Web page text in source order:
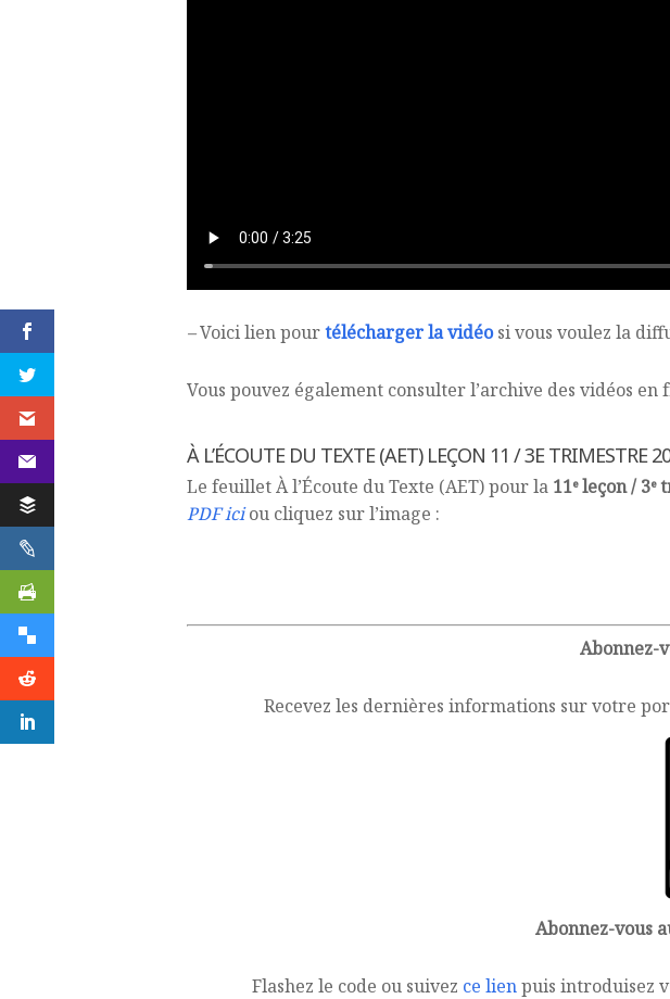
–Voici lien pourtélécharger la vidéosi vous voulez la
Vous pouvez également consulter l’archive des vidéos en
À L’ÉCOUTE DU TEXTE (AET) LEÇON 11 / 3E TRIMESTRE
Le feuillet À l’Écoute du Texte (AET) pour la 11ᵉ leçon /
PDF iciou cliquez sur l’image :
Abonnez-
Recevez les dernières informations sur votre
Abonnez-vous
Flashez le code ou suivez ce lienpuis introduisez